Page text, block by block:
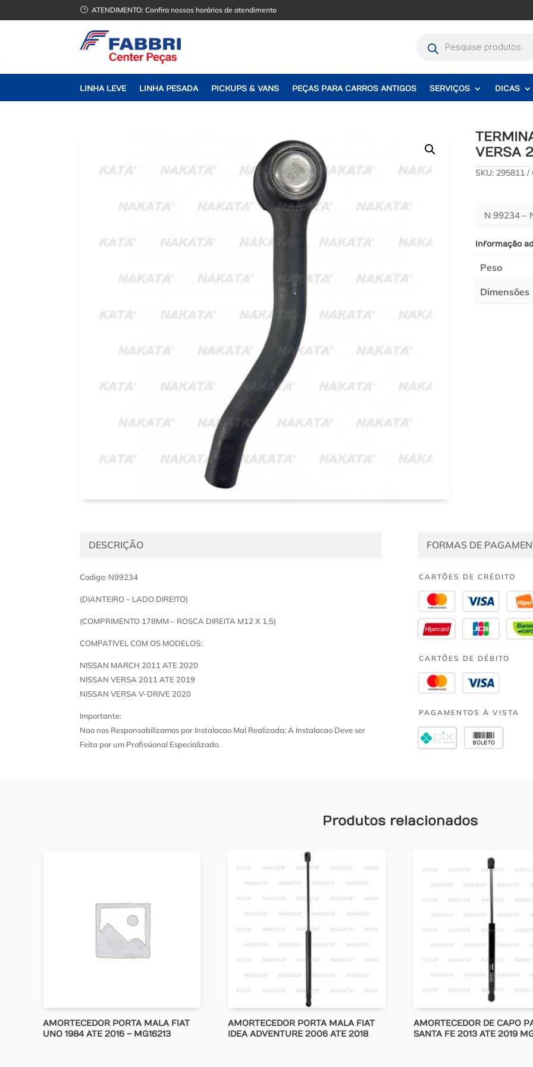
} ATENDIMENTO:Confira nossos horários de atendimento
produtos
LINHA LEVE LINHA PESADA PICKUPS & VANS PEÇAS PARA CARROS ANTIGOS SERVIÇOS DICAS
VERSA
SKU: 295811
N 99234 –
Informação
Peso
Dimensões
DESCRIÇÃO
Codigo: N99234
(DIANTEIRO – LADO DIREITO)
(COMPRIMENTO 178MM – ROSCA DIREITA M12 X 1,5)
COMPATIVEL COM OS MODELOS:
NISSAN MARCH 2011 ATE 2020
NISSAN VERSA 2011 ATE 2019
NISSAN VERSA V-DRIVE 2020
Importante:
Nao nos Responsabilizamos por Instalacao Mal Realizada; A Instalacao Deve ser
Feita por um Profissional Especializado.
FORMAS DE
CARTÕES DE CRÉDITO
CARTÕES DE DÉBITO
PAGAMENTOS À VISTA
Produtos relacionados
AMORTECEDOR PORTA MALA FIAT
UNO 1984 ATE 2016 – MG16213
AMORTECEDOR PORTA MALA FIAT
IDEA ADVENTURE 2006 ATE 2018
AMORTECEDOR DE CAPO
SANTA FE 2013 ATE 2019